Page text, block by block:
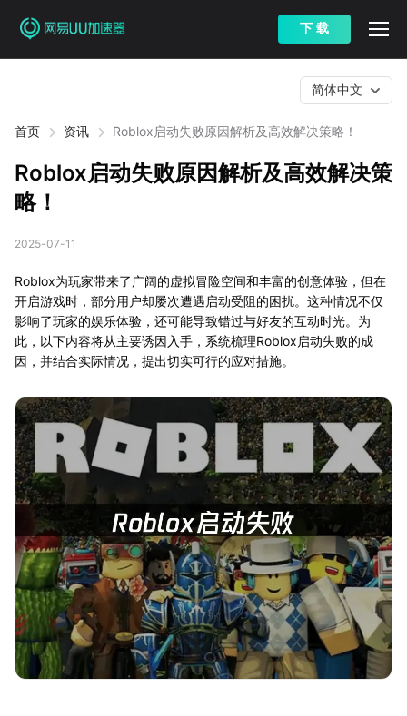
下 载
首页 资讯 Roblox启动失败原因解析及高效解决策略！
简体中文
Roblox启动失败原因解析及高效解决策
略！
2025-07-11
Roblox为玩家带来了广阔的虚拟冒险空间和丰富的创意体验，但在
开启游戏时，部分用户却屡次遭遇启动受阻的困扰。这种情况不仅
影响了玩家的娱乐体验，还可能导致错过与好友的互动时光。为
此，以下内容将从主要诱因入手，系统梳理Roblox启动失败的成
因，并结合实际情况，提出切实可行的应对措施。